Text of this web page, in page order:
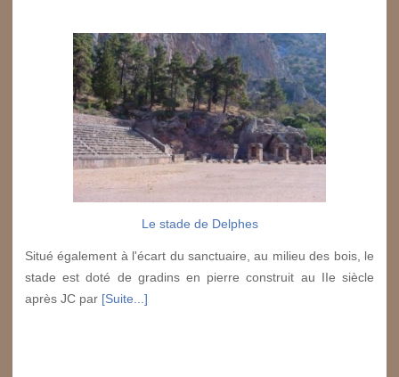
Le stade de Delphes
Situé également à l'écart du sanctuaire, au milieu des bois, le
stade est doté de gradins en pierre construit au IIe siècle
après JC par [Suite...]